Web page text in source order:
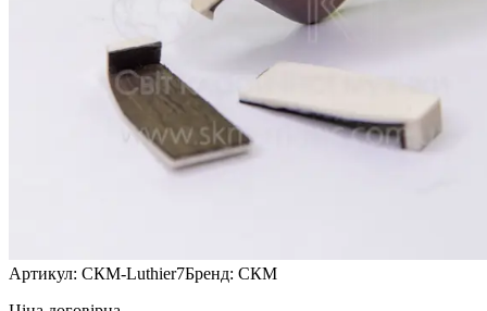
Артикул: СКМ-Luthier7Бренд: СКМ